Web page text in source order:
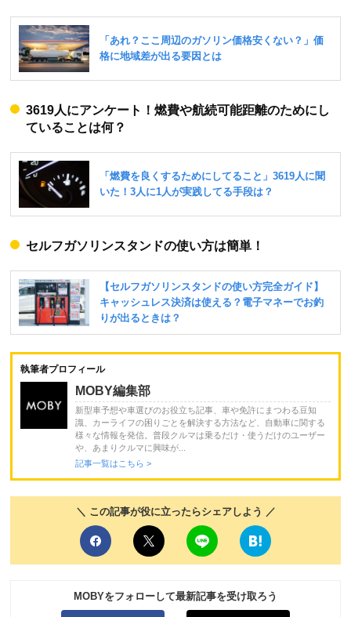
3619人にアンケート！燃費や航続可能距離のためにし
ていることは何？
セルフガソリンスタンドの使い方は簡単！
執筆者プロフィール
MOBY編集部
新型車予想や車選びのお役立ち記事、車や免許にまつわる豆知
識、カーライフの困りごとを解決する方法など、自動車に関する
様々な情報を発信。普段クルマは乗るだけ・使うだけのユーザー
や、あまりクルマに興味が...
記事一覧はこちら >
＼ この記事が役に立ったらシェアしよう ／
MOBYをフォローして最新記事を受け取ろう